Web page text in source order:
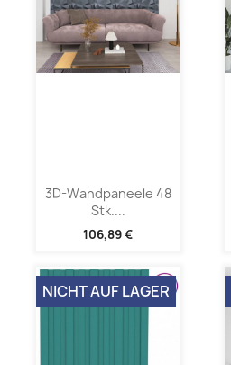
3D-Wandpaneele 48
Stk....
106,89 €
NICHT AUF LAGER